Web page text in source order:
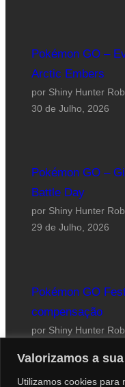
Valorizamos a
Utilizamos cookies para
Pokémon GO –
Arctic Embers
por Shiny Hunter Rob
30 de Julho, 2026
Pokémon GO –
Battle Day
por Shiny Hunter Rob
29 de Julho, 2026
Pokémon GO
compensação
por Shiny Hunter Rob